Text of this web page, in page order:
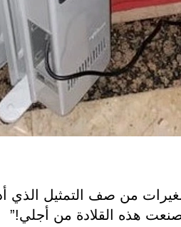
من صف التمثيل الذي
هذه القلادة من أجلي!”